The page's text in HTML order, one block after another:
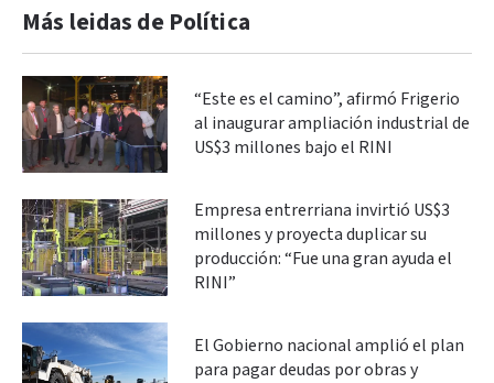
Más leidas de Política
“Este es el camino”, afirmó Frigerio
al inaugurar ampliación industrial de
US$3 millones bajo el RINI
Empresa entrerriana invirtió US$3
millones y proyecta duplicar su
producción: “Fue una gran ayuda el
RINI”
El Gobierno nacional amplió el plan
para pagar deudas por obras y